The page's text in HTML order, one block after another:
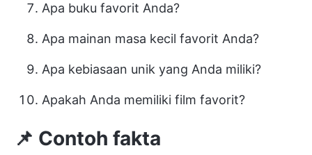
Apa buku favorit Anda?
Apa mainan masa kecil favorit Anda?
Apa kebiasaan unik yang Anda miliki?
Apakah Anda memiliki film favorit?
📌 Contoh fakta